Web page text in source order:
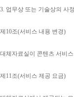
3. 업무상 또는 기술상의 사
제 10조(서비스 내용 변경)
대체자료실이 콘텐츠 서비
제 11조(서비스 제공 요금)